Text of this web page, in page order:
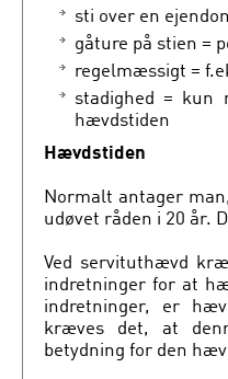
sti over en
gåture på stien =
regelmæssigt =
stadighed = kun
hævdstiden
Hævdstiden
Normalt antager
udøvet råden i 20 år.
Ved servituthævd
indretninger for at
indretninger, er
kræves det, at
betydning for den